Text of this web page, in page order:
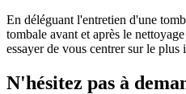
En déléguant l'entretien d'une
tombale avant et après le
essayer de vous centrer sur le
N'hésitez pas à